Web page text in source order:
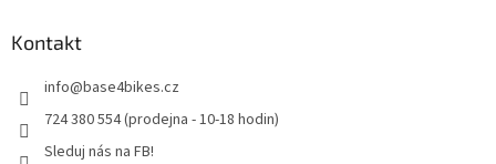
Kontakt
info@base4bikes.cz
724 380 554 (prodejna - 10-18 hodin)
Sleduj nás na FB!